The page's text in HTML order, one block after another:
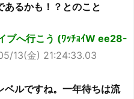
あるかも！？とのこと
ブへ行こう (ﾜｯﾁｮｲW ee28-
13(金) 21:24:33.03
ベルですね。一年待ちは流